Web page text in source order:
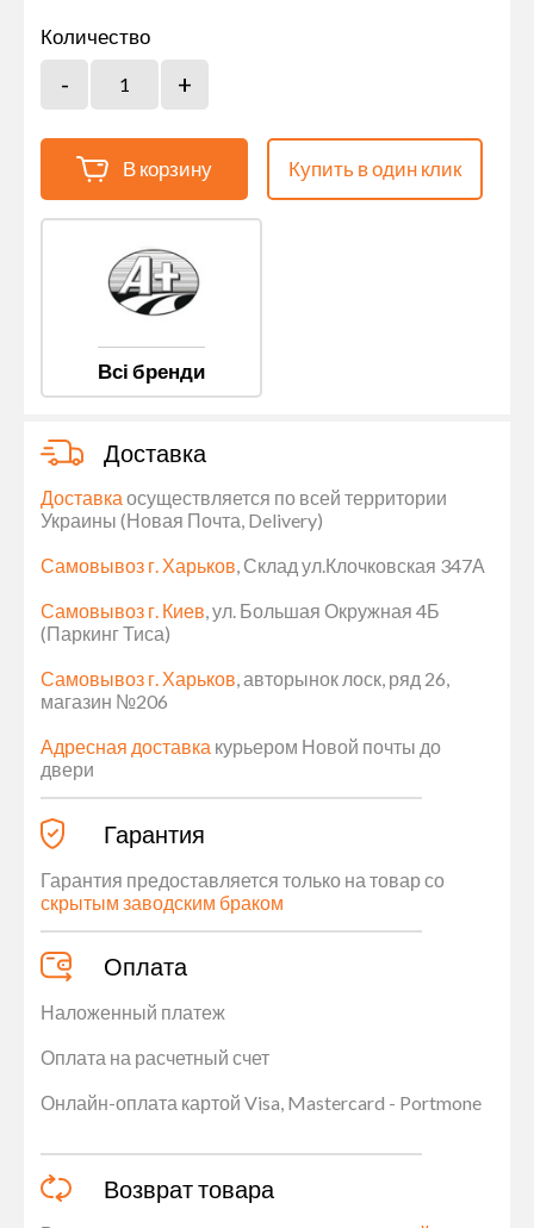
Количество
В корзину Купить в один клик
Всі бренди
Доставка
Доставка осуществляется по всей территории
Украины (Новая Почта, Delivery)
Самовывоз г. Харьков, Склад ул.Клочковская 347А
Самовывоз г. Киев, ул. Большая Окружная 4Б
(Паркинг Тиса)
Самовывоз г. Харьков, авторынок лоск, ряд 26,
магазин №206
Адресная доставка курьером Новой почты до
двери
Гарантия
Гарантия предоставляется только на товар со
скрытым заводским браком
Оплата
Наложенный платеж
Оплата на расчетный счет
Онлайн-оплата картой Visa, Mastercard - Portmone
Возврат товара